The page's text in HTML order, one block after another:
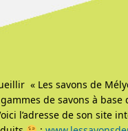
« Les savons de
de savons à
l’adresse de son site